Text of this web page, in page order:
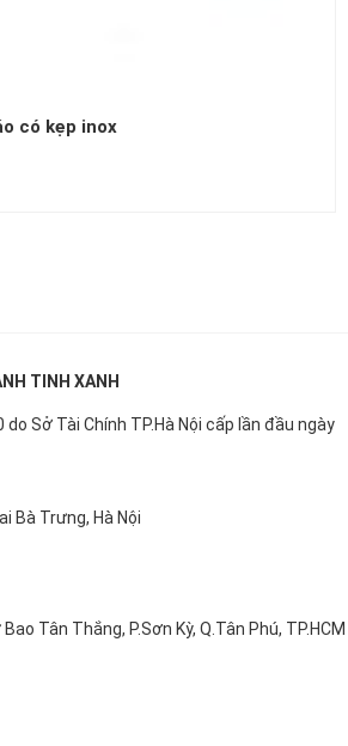
có kẹp inox
TINH XANH
Sở Tài Chính TP.Hà Nội cấp lần đầu ngày
Bà Trưng, Hà Nội
Tân Thắng, P.Sơn Kỳ, Q.Tân Phú, TP.HCM